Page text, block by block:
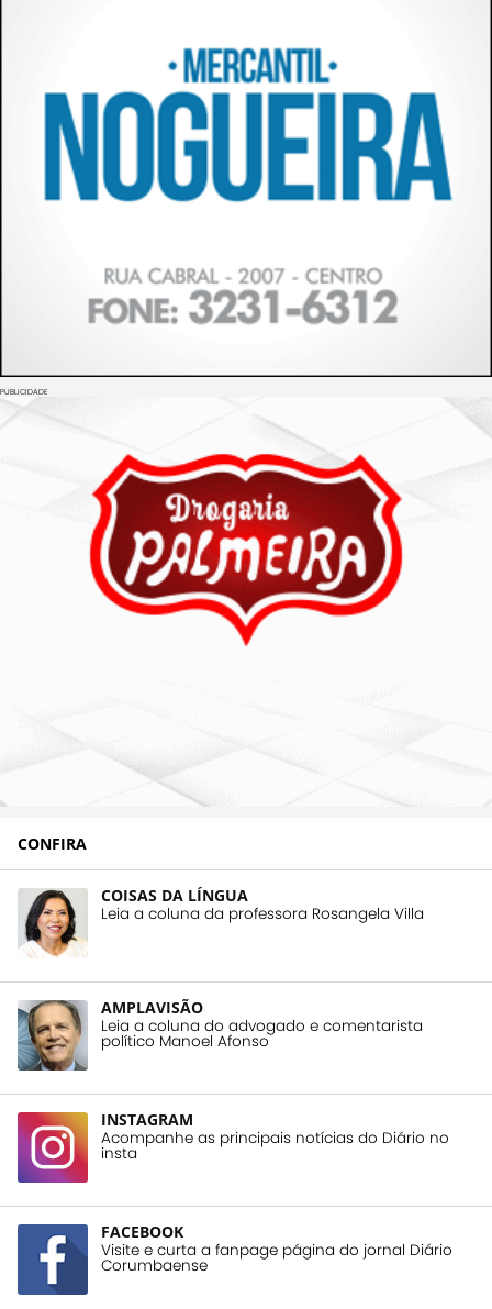
PUBLICIDADE
CONFIRA
COISAS DA LÍNGUA
Leia a coluna da professora Rosangela Villa
AMPLAVISÃO
Leia a coluna do advogado e comentarista
político Manoel Afonso
INSTAGRAM
Acompanhe as principais notícias do Diário no
insta
FACEBOOK
Visite e curta a fanpage página do jornal Diário
Corumbaense